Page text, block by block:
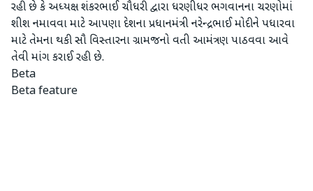
રહી છે કે અધ્યક્ષ શંકરભાઈ ચૌધરી દ્વારા ધરણીધર ભગવાનના ચરણોમાં
શીશ નમાવવા માટે આપણા દેશના પ્રધાનમંત્રી નરેન્દ્રભાઈ મોદીને પધારવા
માટે તેમના થકી સૌ વિસ્તારના ગ્રામજનો વતી આમંત્રણ પાઠવવા આવે
તેવી માંગ કરાઈ રહી છે.
Beta
Beta feature